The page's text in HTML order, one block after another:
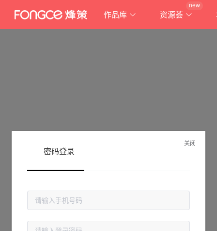
作品库 资源荟
new
抱歉!
关闭
密码登录